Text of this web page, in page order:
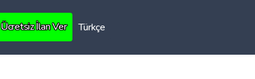
Ücretsiz İlan Ver Türkçe